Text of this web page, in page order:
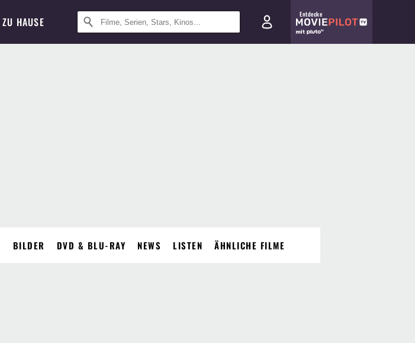
ZU HAUSE
Entdecke
BILDER DVD & BLU-RAY NEWS LISTEN ÄHNLICHE FILME